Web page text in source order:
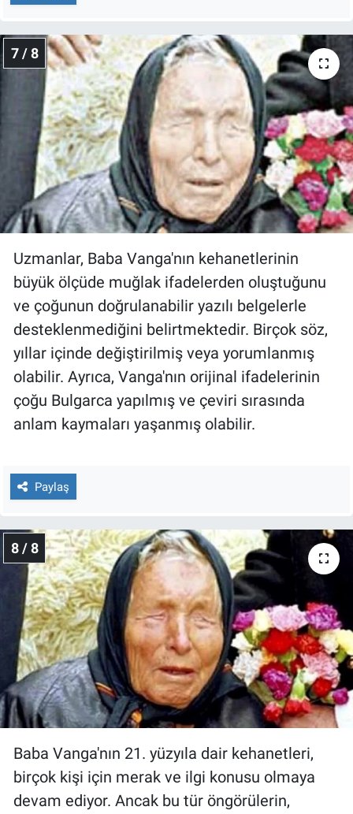
7 / 8
Uzmanlar, Baba Vanga'nın kehanetlerinin
büyük ölçüde muğlak ifadelerden oluştuğunu
ve çoğunun doğrulanabilir yazılı belgelerle
desteklenmediğini belirtmektedir. Birçok söz,
yıllar içinde değiştirilmiş veya yorumlanmış
olabilir. Ayrıca, Vanga'nın orijinal ifadelerinin
çoğu Bulgarca yapılmış ve çeviri sırasında
anlam kaymaları yaşanmış olabilir.
Paylaş
8 / 8
Baba Vanga'nın 21. yüzyıla dair kehanetleri,
birçok kişi için merak ve ilgi konusu olmaya
devam ediyor. Ancak bu tür öngörülerin,